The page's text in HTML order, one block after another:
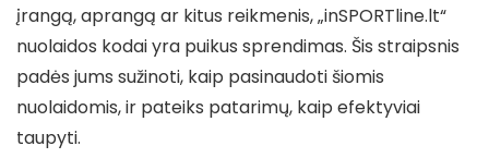
įrangą, aprangą ar kitus reikmenis, „inSPORTline.lt“
nuolaidos kodai yra puikus sprendimas. Šis straipsnis
padės jums sužinoti, kaip pasinaudoti šiomis
nuolaidomis, ir pateiks patarimų, kaip efektyviai
taupyti.